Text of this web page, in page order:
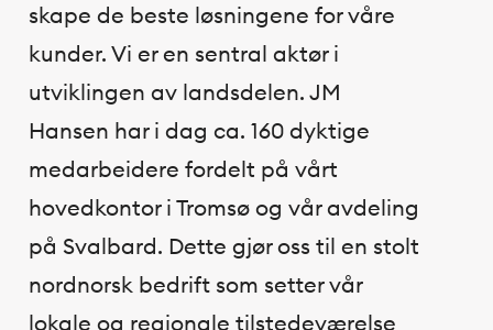
skape de beste løsningene for våre
kunder. Vi er en sentral aktør i
utviklingen av landsdelen. JM
Hansen har i dag ca. 160 dyktige
medarbeidere fordelt på vårt
hovedkontor i Tromsø og vår avdeling
på Svalbard. Dette gjør oss til en stolt
nordnorsk bedrift som setter vår
lokale og regionale tilstedeværelse